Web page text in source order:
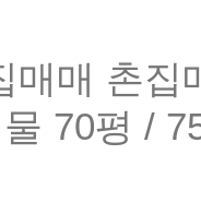
매매 촌
70평 /